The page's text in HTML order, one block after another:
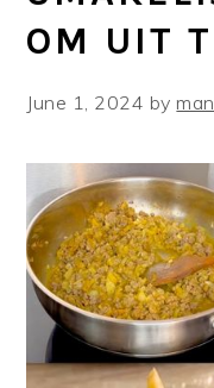
OM UIT
June 1, 2024 by